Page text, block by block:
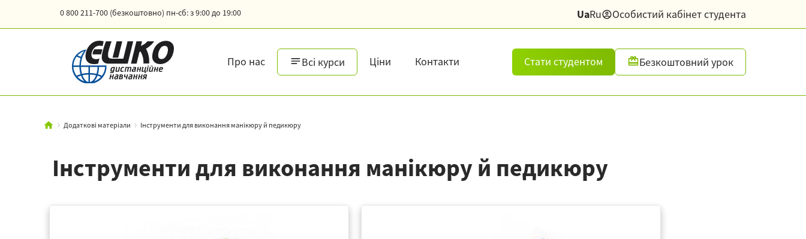
0 800 211-700 (безкоштовно) пн-сб: з 9:00 до 19:00 UaRu Особистий кабінет студента
Про нас Всі курси Ціни Контакти Стати студентом Безкоштовний урок
Додаткові матеріали Інструменти для виконання манікюру й педикюру
Інструменти для виконання манікюру й педикюру